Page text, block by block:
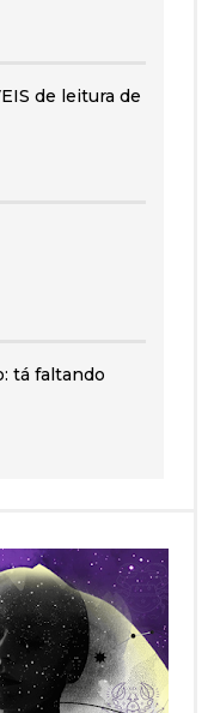
de leitura de
tá faltando